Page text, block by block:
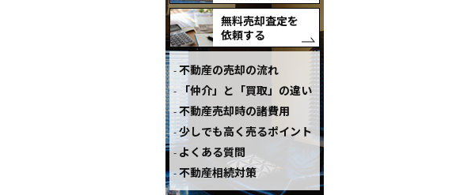
無料売却査定を
依頼する
不動産の売却の流れ
「仲介」と「買取」の違い
不動産売却時の諸費用
少しでも高く売るポイント
よくある質問
不動産相続対策